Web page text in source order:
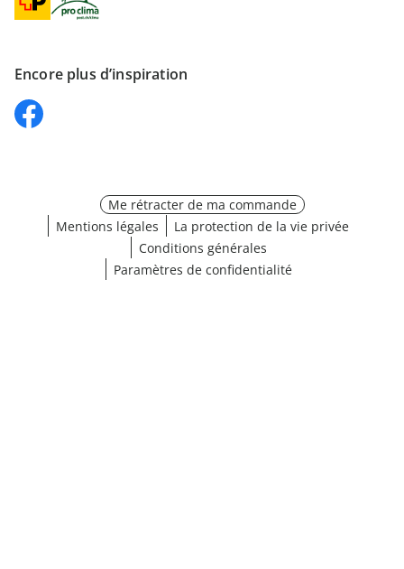
Encore plus d’inspiration
Me rétracter de ma commande
Mentions légales
La protection de la vie privée
Conditions générales
Paramètres de confidentialité